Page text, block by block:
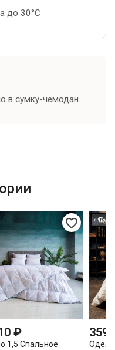
до 30°С
в сумку-чемодан.
favorite_border
₽
1,5 Спальное
359